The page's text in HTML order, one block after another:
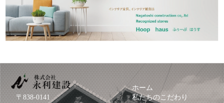
〒838-0141
ホーム
私たちのこだわり